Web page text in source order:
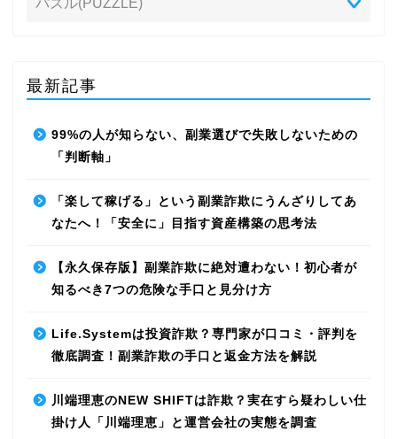
最新記事
99%の人が知らない、副業選びで失敗しないための
「判断軸」
「楽して稼げる」という副業詐欺にうんざりしてあ
なたへ！「安全に」目指す資産構築の思考法
【永久保存版】副業詐欺に絶対遭わない！初心者が
知るべき7つの危険な手口と見分け方
Life.Systemは投資詐欺？専門家が口コミ・評判を
徹底調査！副業詐欺の手口と返金方法を解説
川端理恵のNEW SHIFTは詐欺？実在すら疑わしい仕
掛け人「川端理恵」と運営会社の実態を調査